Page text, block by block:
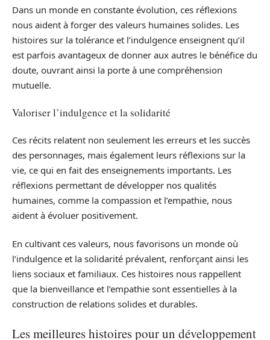
Dans un monde en constante évolution, ces réflexions
nous aident à forger des valeurs humaines solides. Les
histoires sur la tolérance et l’indulgence enseignent qu’il
est parfois avantageux de donner aux autres le bénéfice du
doute, ouvrant ainsi la porte à une compréhension
mutuelle.
Valoriser l’indulgence et la solidarité
Ces récits relatent non seulement les erreurs et les succès
des personnages, mais également leurs réflexions sur la
vie, ce qui en fait des enseignements importants. Les
réflexions permettant de développer nos qualités
humaines, comme la compassion et l’empathie, nous
aident à évoluer positivement.
En cultivant ces valeurs, nous favorisons un monde où
l’indulgence et la solidarité prévalent, renforçant ainsi les
liens sociaux et familiaux. Ces histoires nous rappellent
que la bienveillance et l’empathie sont essentielles à la
construction de relations solides et durables.
Les meilleures histoires pour un développement